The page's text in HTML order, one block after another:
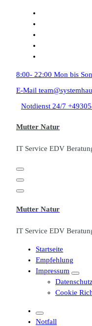
8:00- 22:00 Mon bis Son
E-Mail
Notdienst 24/7
Mutter Natur
IT Service EDV
Mutter Natur
IT Service EDV
Startseite
Empfehlung
Impressum
Cookie
Notfall